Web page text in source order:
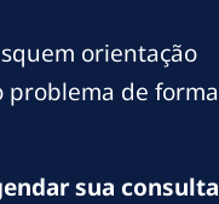
orientação
problema de forma
sua consulta